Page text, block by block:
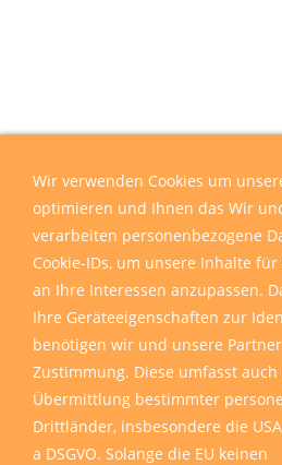
Wir verwenden Cookies um
optimieren und Ihnen das Wir
verarbeiten personenbezogene
Cookie-IDs, um unsere Inhalte
an Ihre Interessen anzupassen.
Ihre Geräteeigenschaften zur
benötigen wir und unsere
Zustimmung. Diese umfasst
Übermittlung bestimmter
Drittländer, insbesondere die
a DSGVO. Solange die EU keinen